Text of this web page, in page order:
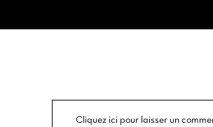
Cliquez ici pour laisser un